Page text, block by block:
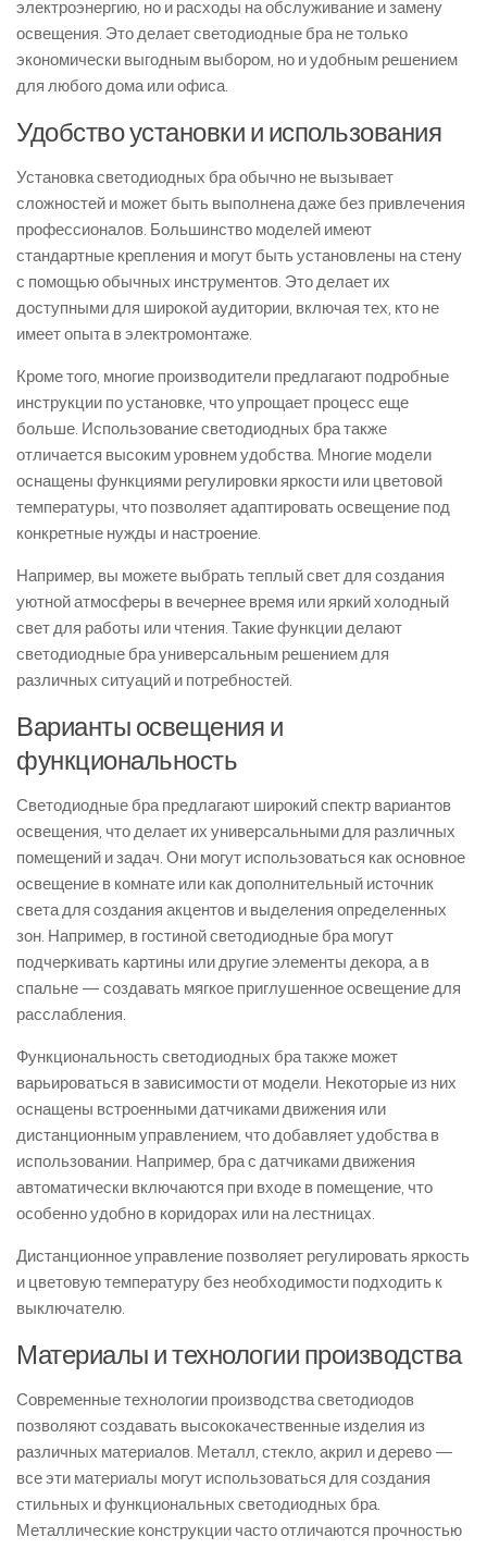
электроэнергию, но и расходы на обслуживание и замену
освещения. Это делает светодиодные бра не только
экономически выгодным выбором, но и удобным решением
для любого дома или офиса.
Удобство установки и использования
Установка светодиодных бра обычно не вызывает
сложностей и может быть выполнена даже без привлечения
профессионалов. Большинство моделей имеют
стандартные крепления и могут быть установлены на стену
с помощью обычных инструментов. Это делает их
доступными для широкой аудитории, включая тех, кто не
имеет опыта в электромонтаже.
Кроме того, многие производители предлагают подробные
инструкции по установке, что упрощает процесс еще
больше. Использование светодиодных бра также
отличается высоким уровнем удобства. Многие модели
оснащены функциями регулировки яркости или цветовой
температуры, что позволяет адаптировать освещение под
конкретные нужды и настроение.
Например, вы можете выбрать теплый свет для создания
уютной атмосферы в вечернее время или яркий холодный
свет для работы или чтения. Такие функции делают
светодиодные бра универсальным решением для
различных ситуаций и потребностей.
Варианты освещения и
функциональность
Светодиодные бра предлагают широкий спектр вариантов
освещения, что делает их универсальными для различных
помещений и задач. Они могут использоваться как основное
освещение в комнате или как дополнительный источник
света для создания акцентов и выделения определенных
зон. Например, в гостиной светодиодные бра могут
подчеркивать картины или другие элементы декора, а в
спальне — создавать мягкое приглушенное освещение для
расслабления.
Функциональность светодиодных бра также может
варьироваться в зависимости от модели. Некоторые из них
оснащены встроенными датчиками движения или
дистанционным управлением, что добавляет удобства в
использовании. Например, бра с датчиками движения
автоматически включаются при входе в помещение, что
особенно удобно в коридорах или на лестницах.
Дистанционное управление позволяет регулировать яркость
и цветовую температуру без необходимости подходить к
выключателю.
Материалы и технологии производства
Современные технологии производства светодиодов
позволяют создавать высококачественные изделия из
различных материалов. Металл, стекло, акрил и дерево —
все эти материалы могут использоваться для создания
стильных и функциональных светодиодных бра.
Металлические конструкции часто отличаются прочностью